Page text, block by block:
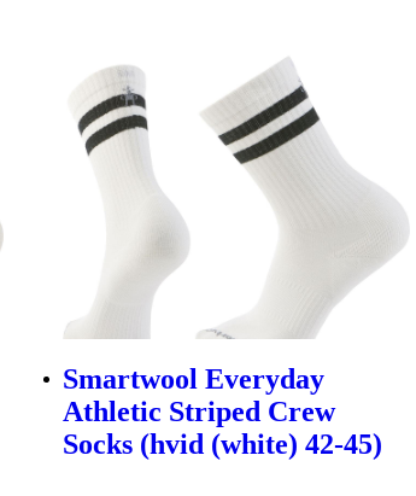
Smartwool Everyday
Athletic Striped Crew
Socks (hvid (white) 42-45)